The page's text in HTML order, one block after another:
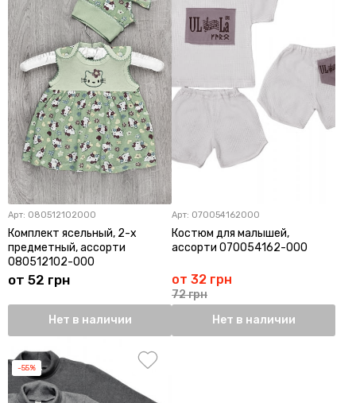
Арт: 080512102000
Комплект ясельный, 2-х
предметный, ассорти
080512102-000
от 52 грн
Нет в наличии
Арт: 070054162000
Костюм для малышей,
ассорти 070054162-000
от 32 грн
72 грн
Нет в наличии
-55%